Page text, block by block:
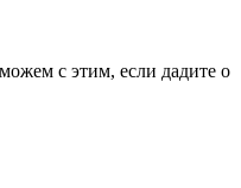
с этим, если дадите о